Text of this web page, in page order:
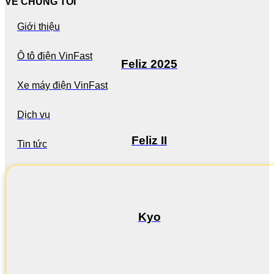
Feliz 2025
Feliz II
Kyo
Giới thiệu
Ô tô điện VinFast
Xe máy điện VinFast
Dịch vụ
Tin tức